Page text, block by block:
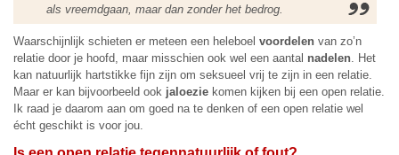
als vreemdgaan, maar dan zonder het bedrog.
Waarschijnlijk schieten er meteen een heleboel voordelen van zo’n
relatie door je hoofd, maar misschien ook wel een aantal nadelen. Het
kan natuurlijk hartstikke fijn zijn om seksueel vrij te zijn in een relatie.
Maar er kan bijvoorbeeld ook jaloezie komen kijken bij een open relatie.
Ik raad je daarom aan om goed na te denken of een open relatie wel
écht geschikt is voor jou.